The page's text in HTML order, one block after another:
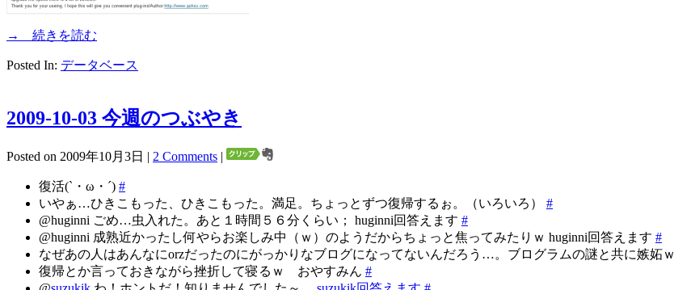
→ 続きを読む
Posted In: データベース
2009-10-03 今週のつぶやき
Posted on 2009年10月3日 | 2 Comments |
復活(`・ω・´) #
いやぁ…ひきこもった、ひきこもった。満足。ちょっとずつ復帰するぉ。（いろいろ） #
@huginni ごめ…虫入れた。あと１時間５６分くらい； huginni回答えます #
@huginni 成熟近かったし何やらお楽しみ中（ｗ）のようだからちょっと焦ってみたりｗ huginni回答えます #
なぜあの人はあんなにorzだったのにがっかりなブログになってないんだろう…。ブログラムの謎と共に嫉妬ｗ
復帰とか言っておきながら挫折して寝るｗ おやすみん #